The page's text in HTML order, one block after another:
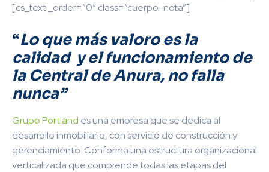
[cs_text _order=”0″ class=”cuerpo-nota”]
“Lo que más valoro es la
calidad y el funcionamiento de
la Central de Anura, no falla
nunca”
Grupo Portland es una empresa que se dedica al
desarrollo inmobiliario, con servicio de construcción y
gerenciamiento. Conforma una estructura organizacional
verticalizada que comprende todas las etapas del